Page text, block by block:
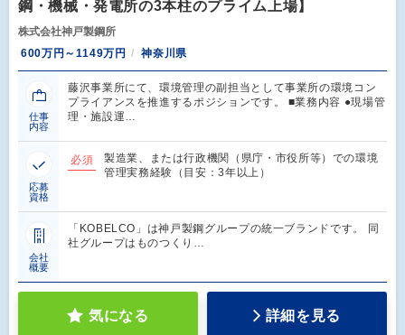
鋼・機械・発電所の3本柱のプライム上場】
株式会社神戸製鋼所
600万円～1149万円
神奈川県
仕事
内容
藤沢事業所にて、環境管理の副担当として事業所の環境コン
プライアンスを推進するポジションです。 ■業務内容 ●現場管
理・施設運…
応募
資格
必須
製造業、または行政機関（県庁・市役所等）での環境
管理実務経験（目安：3年以上）
会社
概要
「KOBELCO」は神戸製鋼グループの統一ブランドです。 同
社グループはものつくり…
気になる 詳細を見る